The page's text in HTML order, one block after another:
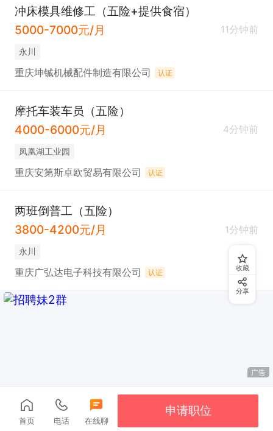
冲床模具维修工（五险+提供食宿）
5000-7000元/月
11分钟前
永川
重庆坤铖机械配件制造有限公司 认证
摩托车装车员（五险）
4000-6000元/月
4分钟前
凤凰湖工业园
重庆安第斯卓欧贸易有限公司 认证
两班倒普工（五险）
3800-4200元/月
1分钟前
永川
重庆广弘达电子科技有限公司 认证
广告
收藏
分享
首页 电话 在线聊
申请职位